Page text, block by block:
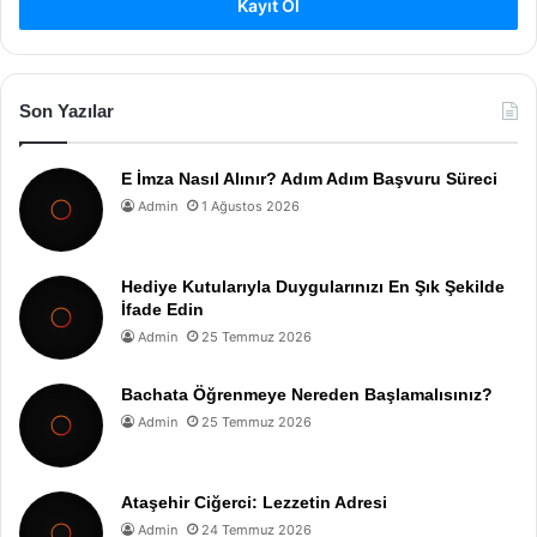
Kayıt Ol
Son Yazılar
E İmza Nasıl Alınır? Adım Adım Başvuru Süreci
Admin 1 Ağustos 2026
Hediye Kutularıyla Duygularınızı En Şık Şekilde
İfade Edin
Admin 25 Temmuz 2026
Bachata Öğrenmeye Nereden Başlamalısınız?
Admin 25 Temmuz 2026
Ataşehir Ciğerci: Lezzetin Adresi
Admin 24 Temmuz 2026